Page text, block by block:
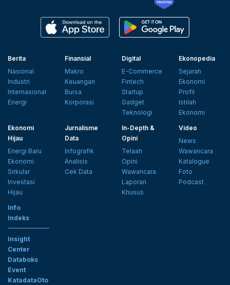
Berita
Nasional
Industri
Internasional
Energi
Finansial
Makro
Keuangan
Bursa
Korporasi
Digital
E-Commerce
Fintech
Startup
Gadget
Teknologi
Ekonopedia
Sejarah
Ekonomi
Profil
Istilah
Ekonomi
Ekonomi
Hijau
Energi Baru
Ekonomi
Sirkular
Investasi
Hijau
Jurnalisme
Data
Infografik
Analisis
Cek Data
In-Depth &
Opini
Telaah
Opini
Wawancara
Laporan
Khusus
Video
News
Wawancara
Katalogue
Foto
Podcast
Info
Indeks
Insight
Center
Databoks
Event
KatadataOto